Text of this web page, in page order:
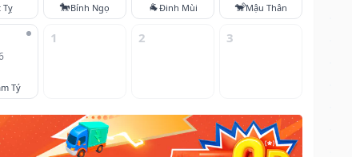
Tỵ 🐎Bính Ngọ 🐐Đinh Mùi 🐒Mậu Thân
Tý
1 2 3